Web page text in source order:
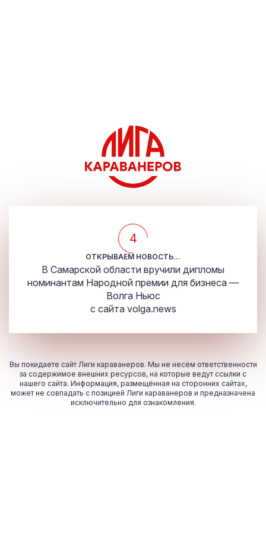
4
ОТКРЫВАЕМ НОВОСТЬ...
В Самарской области вручили дипломы
номинантам Народной премии для бизнеса —
Волга Ньюс
с сайта volga.news
Вы покидаете сайт Лиги караванеров. Мы не несём ответственности
за содержимое внешних ресурсов, на которые ведут ссылки с
нашего сайта. Информация, размещённая на сторонних сайтах,
может не совпадать с позицией Лиги караванеров и предназначена
исключительно для ознакомления.